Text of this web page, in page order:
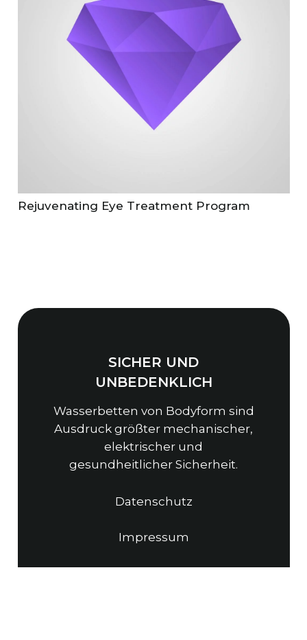
Rejuvenating Eye Treatment Program
SICHER UND
UNBEDENKLICH
Wasserbetten von Bodyform sind
Ausdruck größter mechanischer,
elektrischer und
gesundheitlicher Sicherheit.
Datenschutz
Impressum